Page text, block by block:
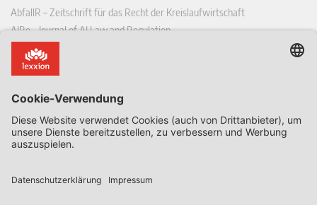
AbfallR – Zeitschrift für das Recht der Kreislaufwirtschaft
AIRe – Journal of AI Law and Regulation
CCLR – Carbon & Climate Law Review
CoRe – European Competition and Regulatory Law Review
EDSeQ – European Defence & Security Law & Policy Quarterly
EFFL – European Food and Feed Law Review
EHPL – European Health & Pharmaceutical Law Review
EPPPL – European Procurement & Public Private Partnership Law
EStAL – European State Aid Law Quarterly